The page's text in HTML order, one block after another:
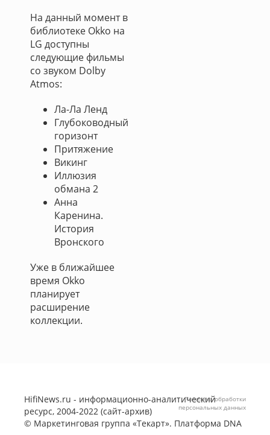
На данный момент в
библиотеке Okko на
LG доступны
следующие фильмы
со звуком Dolby
Atmos:
Ла-Ла Ленд
Глубоководный
горизонт
Притяжение
Викинг
Иллюзия
обмана 2
Анна
Каренина.
История
Вронского
Уже в ближайшее
время Okko
планирует
расширение
коллекции.
HifiNews.ru - информационно-аналитический
ресурс, 2004-2022 (сайт-архив)
© Маркетинговая группа «Текарт». Платформа DNA
Политика обработки
персональных данных